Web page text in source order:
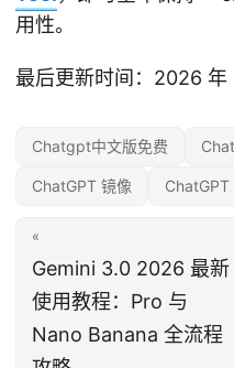
用性。
最后更新时间：2026 年
Chatgpt中文版免费
ChatGPT 镜像 ChatGPT
«
Gemini 3.0 2026 最新
使用教程：Pro 与
Nano Banana 全流程